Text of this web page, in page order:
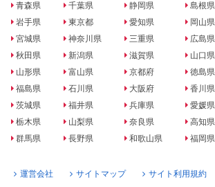
青森県
岩手県
宮城県
秋田県
山形県
福島県
茨城県
栃木県
群馬県
千葉県
東京都
神奈川県
新潟県
富山県
石川県
福井県
山梨県
長野県
静岡県
愛知県
三重県
滋賀県
京都府
大阪府
兵庫県
奈良県
和歌山県
島根県
岡山県
広島県
山口県
徳島県
香川県
愛媛県
高知県
福岡県
運営会社 サイトマップ サイト利用規約